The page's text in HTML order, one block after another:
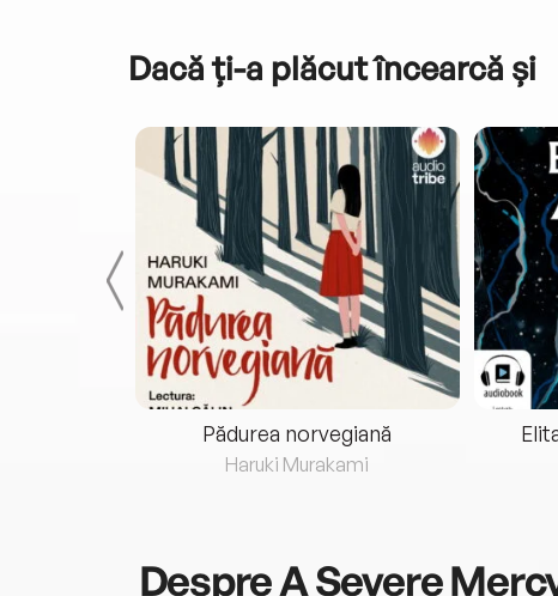
Dacă ți-a plăcut încearcă și
Pădurea norvegiană
Haruki Murakami
DespreA Severe